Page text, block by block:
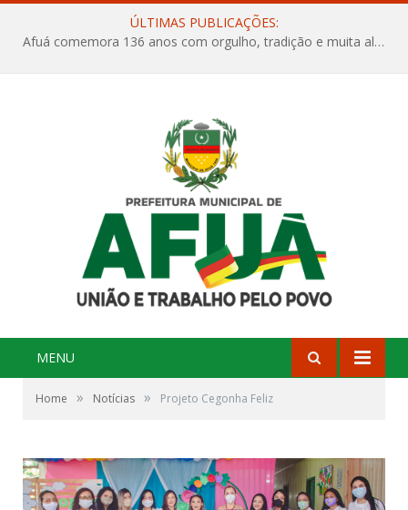
ÚLTIMAS PUBLICAÇÕES:
Projeto Orla Mais Verde – Um novo capítulo para a nossa cidade
MENU
Home » Notícias » Projeto Cegonha Feliz